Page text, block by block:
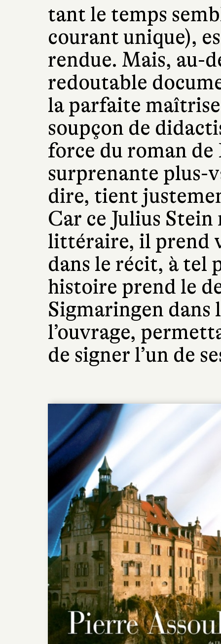
tant le temps
courant unique),
rendue. Mais, au-
redoutable
la parfaite
soupçon de
force du roman
surprenante plus-
dire, tient
Car ce Julius Stein
littéraire, il prend
dans le récit, à tel
histoire prend le
Sigmaringen dans
l’ouvrage,
de signer l’un de